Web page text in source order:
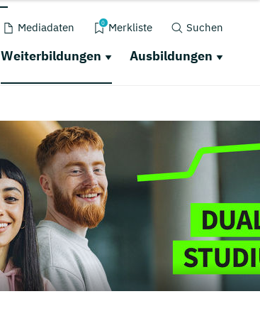
Mediadaten 0 Merkliste Suchen
Weiterbildungen Ausbildungen